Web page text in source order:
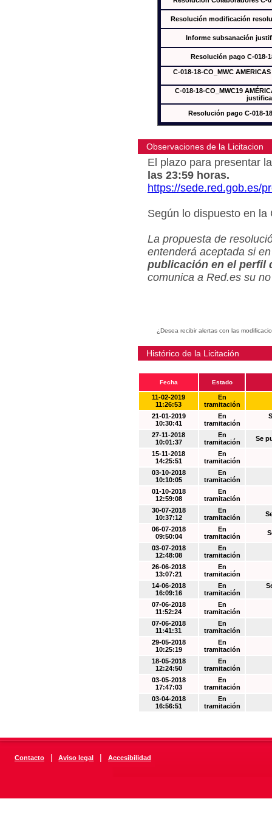
Resolución modificación
Informe subsanación
Resolución pago C-018-
C-018-18-CO_MWC
C-018-18-CO_MWC19
Resolución pago C-018-
Observaciones de la Licitacion
El plazo para presentar
las 23:59 horas.
https://sede.red.gob.es/
Según lo dispuesto en
La propuesta de
entenderá aceptada si
publicación en el perfil
comunica a Red.es su
¿Desea recibir alertas con las
Histórico de la Licitación
Fecha Estado
11-02-2019
11:26:53
En
tramitación
21-01-2019
10:30:41
En
tramitación
27-11-2018
10:01:37
En
tramitación
Se
15-11-2018
14:25:51
En
tramitación
03-10-2018
10:10:05
En
tramitación
01-10-2018
12:59:08
En
tramitación
30-07-2018
10:37:12
En
tramitación
06-07-2018
09:50:04
En
tramitación
03-07-2018
12:48:08
En
tramitación
26-06-2018
13:07:21
En
tramitación
14-06-2018
16:09:16
En
tramitación
07-06-2018
11:52:24
En
tramitación
07-06-2018
11:41:31
En
tramitación
29-05-2018
10:25:19
En
tramitación
18-05-2018
12:24:50
En
tramitación
03-05-2018
17:47:03
En
tramitación
03-04-2018
16:56:51
En
tramitación
Contacto | Aviso legal | Accesibilidad